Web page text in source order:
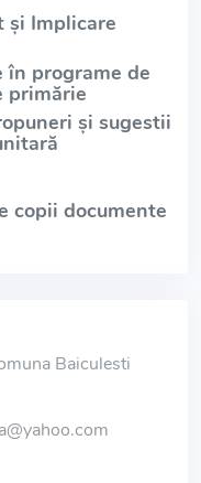
și Implicare
în programe de
primărie
și sugestii
copii documente
Baiculesti
@yahoo.com